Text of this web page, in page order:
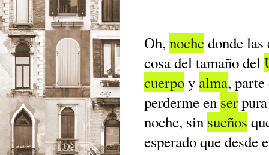
Oh, nochedonde
cosa del tamaño del
cuerpoy alma, parte
perderme en serpura
noche, sin sueños
esperado que desde